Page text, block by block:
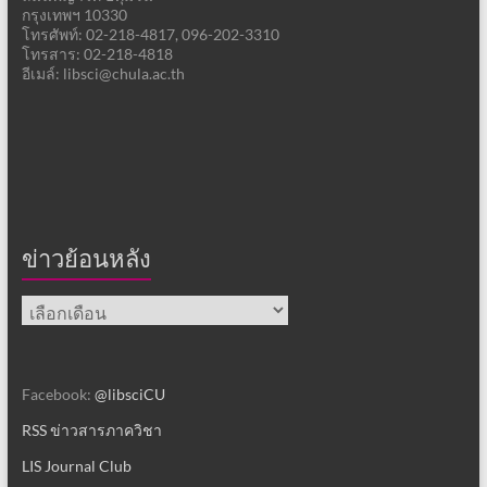
กรุงเทพฯ 10330
โทรศัพท์: 02-218-4817, 096-202-3310
โทรสาร: 02-218-4818
อีเมล์: libsci@chula.ac.th
ข่าวย้อนหลัง
ข่าว
ย้อน
Facebook: @libsciCU
RSS ข่าวสารภาควิชา
LIS Journal Club